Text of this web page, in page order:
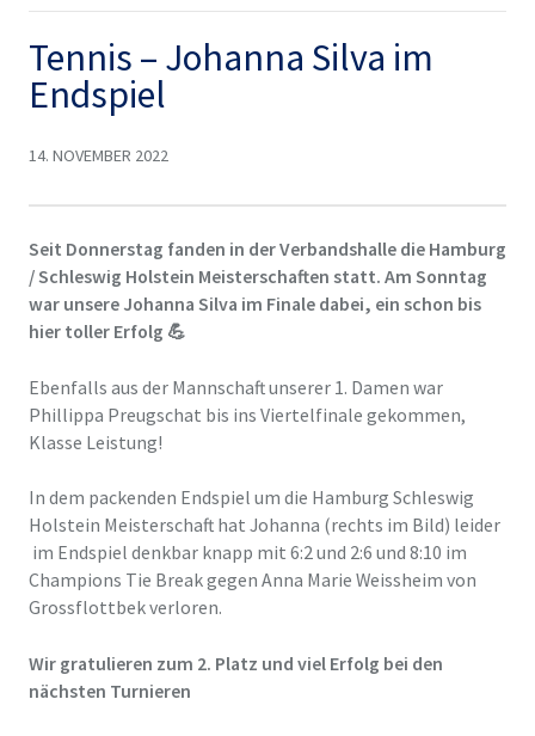
Tennis – Johanna Silva im
Endspiel
14. NOVEMBER 2022
Seit Donnerstag fanden in der Verbandshalle die Hamburg
/ Schleswig Holstein Meisterschaften statt. Am Sonntag
war unsere Johanna Silva im Finale dabei, ein schon bis
hier toller Erfolg 💪
Ebenfalls aus der Mannschaft unserer 1. Damen war
Phillippa Preugschat bis ins Viertelfinale gekommen,
Klasse Leistung!
In dem packenden Endspiel um die Hamburg Schleswig
Holstein Meisterschaft hat Johanna (rechts im Bild) leider
im Endspiel denkbar knapp mit 6:2 und 2:6 und 8:10 im
Champions Tie Break gegen Anna Marie Weissheim von
Grossflottbek verloren.
Wir gratulieren zum 2. Platz und viel Erfolg bei den
nächsten Turnieren